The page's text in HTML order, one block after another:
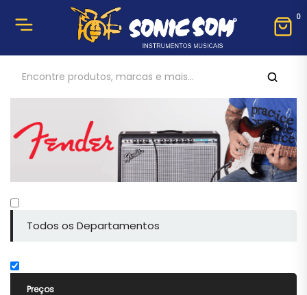
0
Todos os Departamentos
Preços